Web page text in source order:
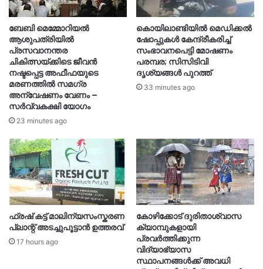
ബേബി മെമ്മോറിയൽ
ആശുപത്രിയിൽ
പ്രസവാനന്തര
ചികിത്സയ്ക്കിടെ ജീവൻ
നഷ്ടപ്പെട്ട അഫീഫയുടെ
മരണത്തിൽ സമഗ്ര
അന്വേഷണം വേണം –
സർവ്വകക്ഷി യോഗം
23 minutes ago
കൊയിലാണ്ടിയിൽ മെഡിക്കൽ
ഷോപ്പുകൾ കേന്ദ്രീകരിച്ച്
സംഭാവനപെട്ടി മോഷണം
പരമ്പര; സിസിടിവി
ദൃശ്യങ്ങൾ പുറത്ത്
33 minutes ago
ഫ്രഷ് കട്ട് മാലിന്യസംസ്കരണ
പ്ലാന്റ് അടച്ചുപൂട്ടാൻ ഉത്തരവ്
17 hours ago
കോഴിക്കോട് ദുരിതാശ്വാസ
ക്യാമ്പുകളായി
പ്രവര്‍ത്തിക്കുന്ന
വിദ്യാഭ്യാസ
സ്ഥാപനങ്ങള്‍ക്ക് അവധി